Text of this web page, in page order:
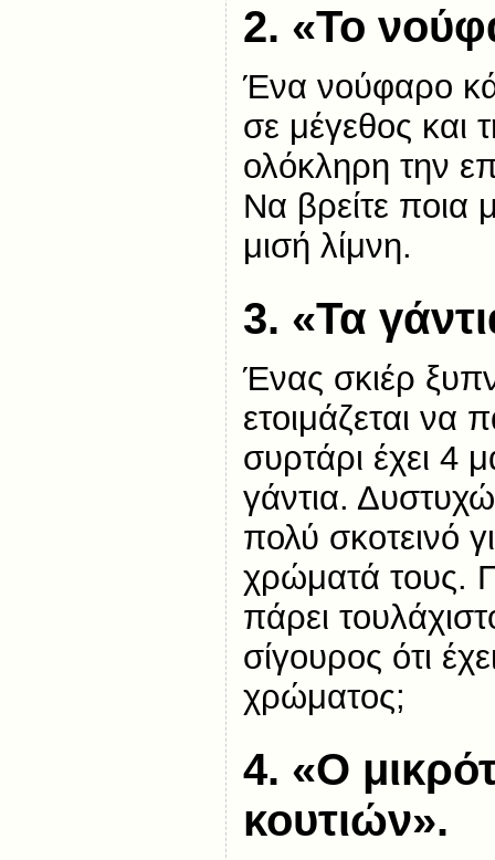
2. «Το
Ένα νούφαρο
σε μέγεθος και
ολόκληρη την
Να βρείτε ποια
μισή λίμνη.
3. «Τα
Ένας σκιέρ
ετοιμάζεται να
συρτάρι έχει 4
γάντια.
πολύ σκοτεινό
χρώματά τους.
πάρει
σίγουρος ότι
χρώματος;
4. «Ο
κουτιών».